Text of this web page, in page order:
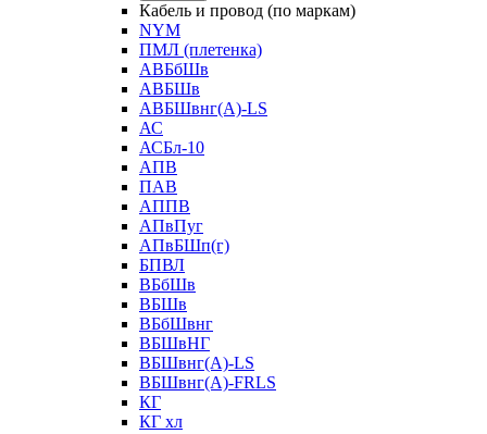
Кабель и провод (по маркам)
NYM
ПМЛ (плетенка)
АВБбШв
АВБШв
АВБШвнг(А)-LS
АС
АСБл-10
АПВ
ПАВ
АППВ
АПвПуг
АПвБШп(г)
БПВЛ
ВБбШв
ВБШв
ВБбШвнг
ВБШвНГ
ВБШвнг(А)-LS
ВБШвнг(А)-FRLS
КГ
КГ хл